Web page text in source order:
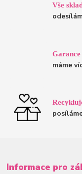
Vše
máme
Informace pro